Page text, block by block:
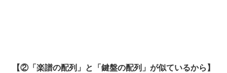
【②「楽譜の配列」と「鍵盤の配列」が似ているから】